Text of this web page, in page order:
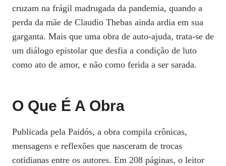
cruzam na frágil madrugada da pandemia, quando a
perda da mãe de Claudio Thebas ainda ardia em sua
garganta. Mais que uma obra de auto‑ajuda, trata‑se de
um diálogo epistolar que desfia a condição de luto
como ato de amor, e não como ferida a ser sarada.
O Que É A Obra
Publicada pela Paidós, a obra compila crônicas,
mensagens e reflexões que nasceram de trocas
cotidianas entre os autores. Em 208 páginas, o leitor